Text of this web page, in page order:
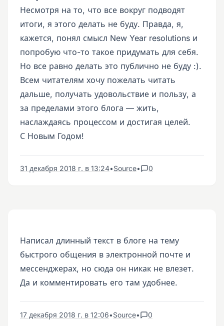
Несмотря на то, что все вокруг подводят
итоги, я этого делать не буду. Правда, я,
кажется, понял смысл New Year resolutions и
попробую что-то такое придумать для себя.
Но все равно делать это публично не буду :).
Всем читателям хочу пожелать читать
дальше, получать удовольствие и пользу, а
за пределами этого блога — жить,
наслаждаясь процессом и достигая целей.
С Новым Годом!
31 декабря 2018 г. в 13:24•Source• 0
Написал длинный текст в блоге на тему
быстрого общения в электронной почте и
мессенджерах, но сюда он никак не влезет.
Да и комментировать его там удобнее.
17 декабря 2018 г. в 12:06•Source• 0